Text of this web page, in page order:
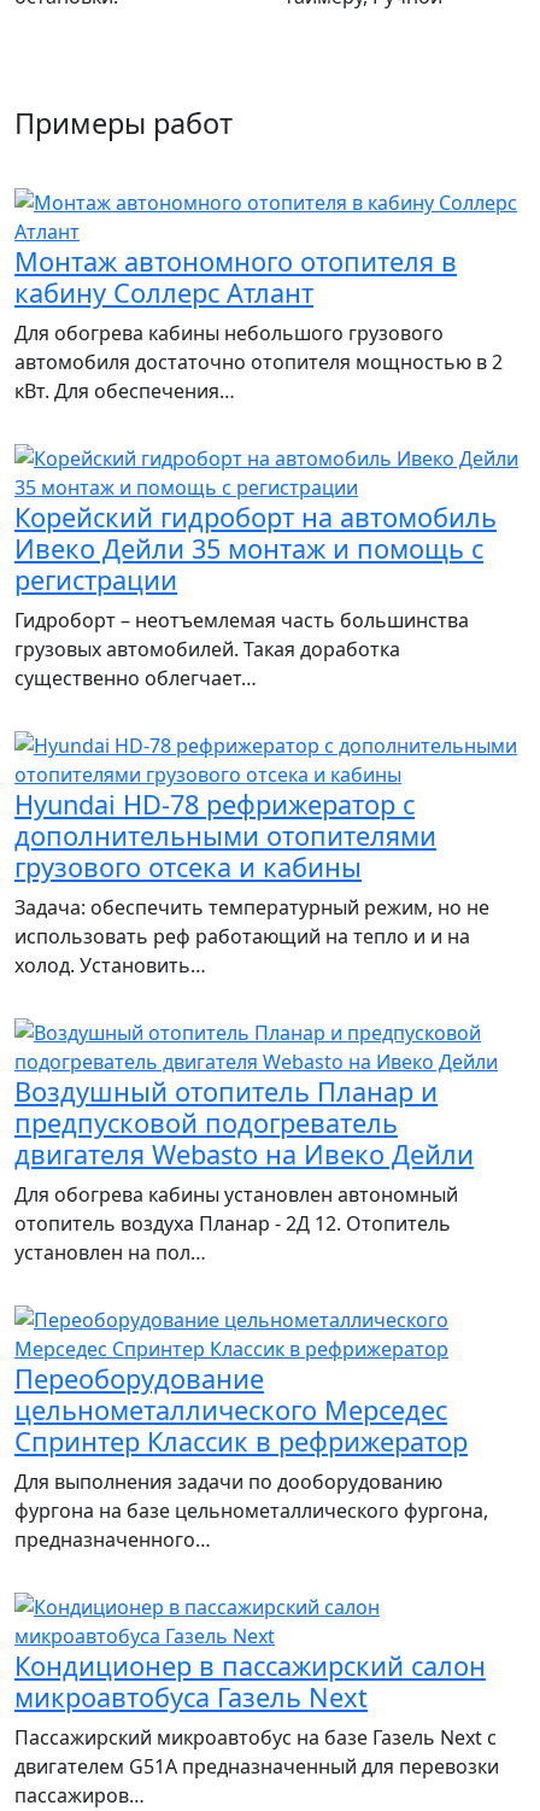
Примеры работ
Монтаж автономного отопителя в
кабину Соллерс Атлант
Для обогрева кабины небольшого грузового
автомобиля достаточно отопителя мощностью в 2
кВт. Для обеспечения…
Корейский гидроборт на автомобиль
Ивеко Дейли 35 монтаж и помощь с
регистрации
Гидроборт – неотъемлемая часть большинства
грузовых автомобилей. Такая доработка
существенно облегчает…
Hyundai HD-78 рефрижератор с
дополнительными отопителями
грузового отсека и кабины
Задача: обеспечить температурный режим, но не
использовать реф работающий на тепло и и на
холод. Установить…
Воздушный отопитель Планар и
предпусковой подогреватель
двигателя Webasto на Ивеко Дейли
Для обогрева кабины установлен автономный
отопитель воздуха Планар - 2Д 12. Отопитель
установлен на пол…
Переоборудование
цельнометаллического Мерседес
Спринтер Классик в рефрижератор
Для выполнения задачи по дооборудованию
фургона на базе цельнометаллического фургона,
предназначенного…
Кондиционер в пассажирский салон
микроавтобуса Газель Next
Пассажирский микроавтобус на базе Газель Next с
двигателем G51A предназначенный для перевозки
пассажиров…